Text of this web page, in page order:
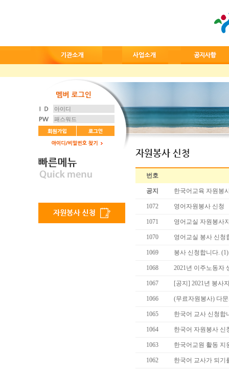
번호
공지 한국어교육 자원봉
1072 영어자원봉사 신청
1071 영어교실 자원봉사
1070 영어교실 봉사 신청
1069 봉사 신청합니다. (1)
1068 2021년 이주노동자
1067 [공지] 2021년 봉사
1066 (무료자원봉사) 다
1065 한국어 교사 신청합
1064 한국어 자원봉사 신
1063 한국어교원 활동 지
1062 한국어 교사가 되기